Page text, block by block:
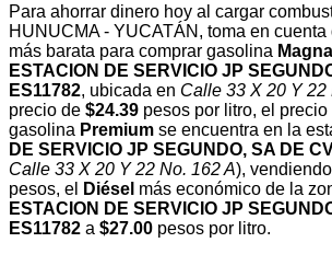
Para ahorrar dinero hoy al cargar
HUNUCMA - YUCATÁN, toma en
más barata para comprar gasolina
ESTACION DE SERVICIO JP
ES11782, ubicada en Calle 33 X 20 Y 22
precio de $24.39 pesos por litro, el
gasolina Premium se encuentra en la
DE SERVICIO JP SEGUNDO, SA DE
Calle 33 X 20 Y 22 No. 162 A),
pesos, el
Diésel más económico de la
ESTACION DE SERVICIO JP
ES11782 a $27.00 pesos por litro.